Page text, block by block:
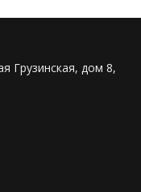
Грузинская, дом 8,